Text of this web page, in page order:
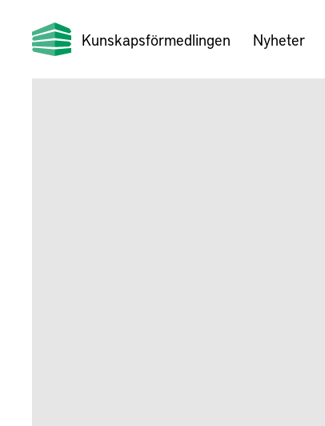
Kunskapsförmedlingen Nyheter